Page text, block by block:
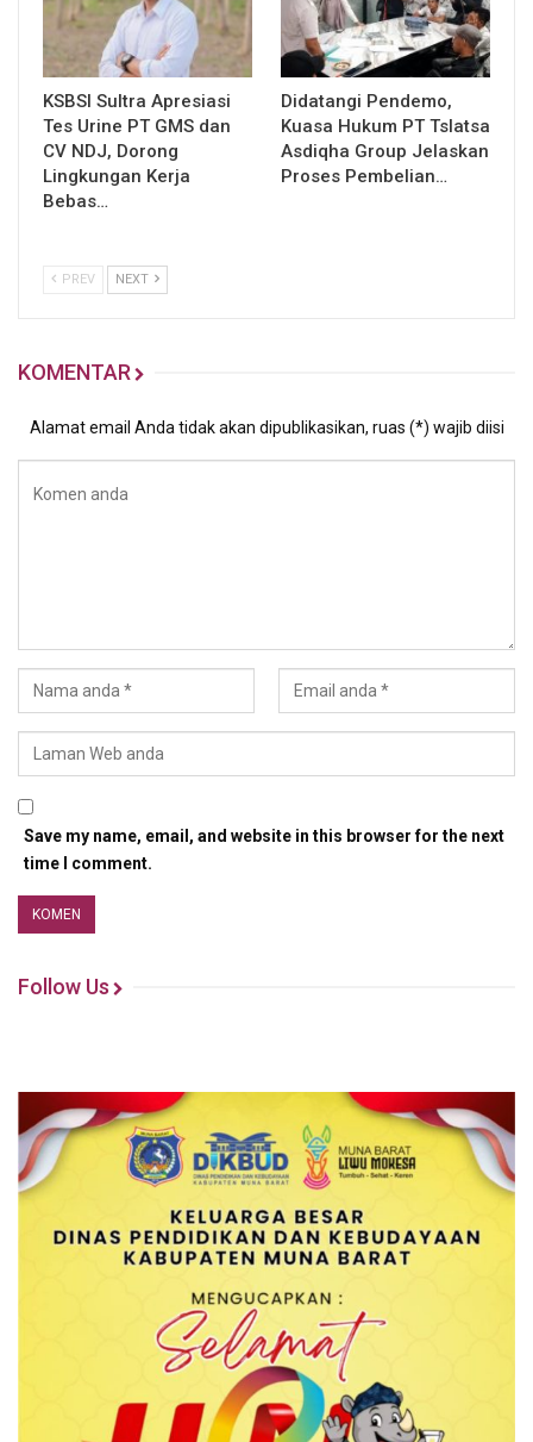
KSBSI Sultra Apresiasi
Tes Urine PT GMS dan
CV NDJ, Dorong
Lingkungan Kerja
Bebas…
Didatangi Pendemo,
Kuasa Hukum PT Tslatsa
Asdiqha Group Jelaskan
Proses Pembelian…
PREV NEXT
KOMENTAR
Alamat email Anda tidak akan dipublikasikan, ruas (*) wajib diisi
Save my name, email, and website in this browser for the next
time I comment.
Follow Us